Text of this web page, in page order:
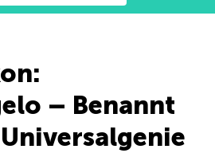
– Benannt